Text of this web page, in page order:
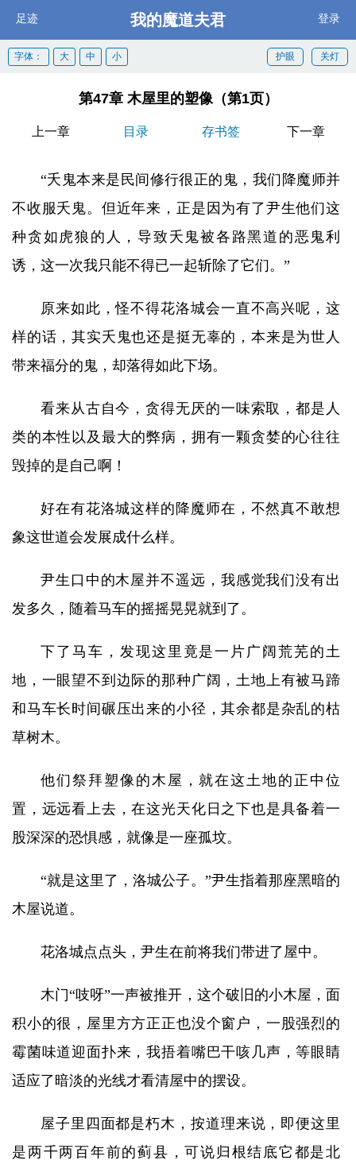
足迹 我的魔道夫君 登录
关灯
护眼
字体： 大 中 小
第47章 木屋里的塑像（第1页）
上一章 目录 存书签 下一章
“夭鬼本来是民间修行很正的鬼，我们降魔师并
不收服夭鬼。但近年来，正是因为有了尹生他们这
种贪如虎狼的人，导致夭鬼被各路黑道的恶鬼利
诱，这一次我只能不得已一起斩除了它们。”
原来如此，怪不得花洛城会一直不高兴呢，这
样的话，其实夭鬼也还是挺无辜的，本来是为世人
带来福分的鬼，却落得如此下场。
看来从古自今，贪得无厌的一味索取，都是人
类的本性以及最大的弊病，拥有一颗贪婪的心往往
毁掉的是自己啊！
好在有花洛城这样的降魔师在，不然真不敢想
象这世道会发展成什么样。
尹生口中的木屋并不遥远，我感觉我们没有出
发多久，随着马车的摇摇晃晃就到了。
下了马车，发现这里竟是一片广阔荒芜的土
地，一眼望不到边际的那种广阔，土地上有被马蹄
和马车长时间碾压出来的小径，其余都是杂乱的枯
草树木。
他们祭拜塑像的木屋，就在这土地的正中位
置，远远看上去，在这光天化日之下也是具备着一
股深深的恐惧感，就像是一座孤坟。
“就是这里了，洛城公子。”尹生指着那座黑暗的
木屋说道。
花洛城点点头，尹生在前将我们带进了屋中。
木门“吱呀”一声被推开，这个破旧的小木屋，面
积小的很，屋里方方正正也没个窗户，一股强烈的
霉菌味道迎面扑来，我捂着嘴巴干咳几声，等眼睛
适应了暗淡的光线才看清屋中的摆设。
屋子里四面都是朽木，按道理来说，即便这里
是两千两百年前的蓟县，可说归根结底它都是北